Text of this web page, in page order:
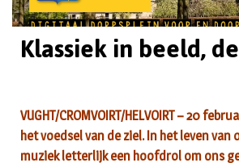
Klassiek in beeld,
VUGHT/CROMVOIRT/HELVOIRT – 20
het voedsel van de ziel. In het leven van
muziek letterlijk een hoofdrol om ons